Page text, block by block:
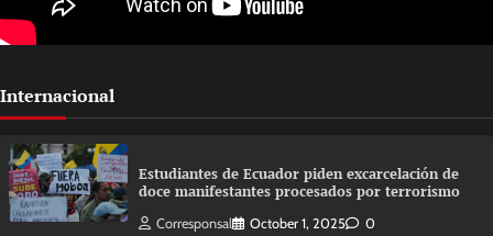
Internacional
Estudiantes de Ecuador piden excarcelación de
doce manifestantes procesados por terrorismo
Corresponsal October 1, 2025 0